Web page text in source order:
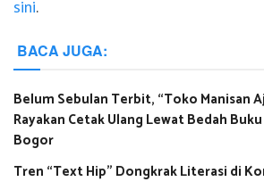
sini.
BACA JUGA:
Belum Sebulan Terbit, “Toko Manisan
Rayakan Cetak Ulang Lewat Bedah
Bogor
Tren “Text Hip” Dongkrak Literasi di